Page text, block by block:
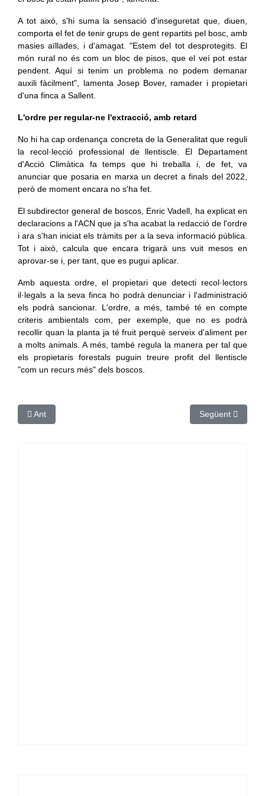
A tot això, s'hi suma la sensació d'inseguretat que, diuen,
comporta el fet de tenir grups de gent repartits pel bosc, amb
masies aïllades, i d'amagat. "Estem del tot desprotegits. El
món rural no és com un bloc de pisos, que el veí pot estar
pendent. Aquí si tenim un problema no podem demanar
auxili fàcilment", lamenta Josep Bover, ramader i propietari
d'una finca a Sallent.
L'ordre per regular-ne l'extracció, amb retard
No hi ha cap ordenança concreta de la Generalitat que reguli
la recol·lecció professional de llentiscle. El Departament
d'Acció Climàtica fa temps que hi treballa i, de fet, va
anunciar que posaria en marxa un decret a finals del 2022,
però de moment encara no s'ha fet.
El subdirector general de boscos, Enric Vadell, ha explicat en
declaracions a l'ACN que ja s'ha acabat la redacció de l'ordre
i ara s'han iniciat els tràmits per a la seva informació pública.
Tot i això, calcula que encara trigarà uns vuit mesos en
aprovar-se i, per tant, que es pugui aplicar.
Amb aquesta ordre, el propietari que detecti recol·lectors
il·legals a la seva finca ho podrà denunciar i l'administració
els podrà sancionar. L'ordre, a més, també té en compte
criteris ambientals com, per exemple, que no es podrà
recollir quan la planta ja té fruit perquè serveix d'aliment per
a molts animals. A més, també regula la manera per tal que
els propietaris forestals puguin treure profit del llentiscle
"com un recurs més" dels boscos.
Article anterior: El turisme rural de la Catalunya Central
Ant Article següent:
Següent